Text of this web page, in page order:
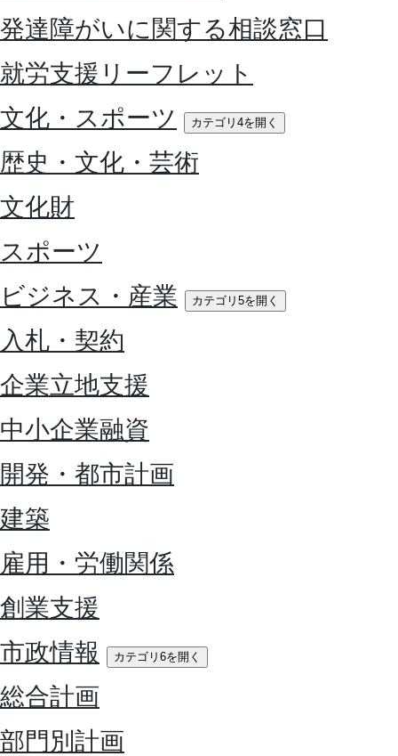
発達障がいに関する相談窓口
就労支援リーフレット
文化・スポーツ
カテゴリ4を開く
歴史・文化・芸術
文化財
スポーツ
ビジネス・産業
カテゴリ5を開く
入札・契約
企業立地支援
中小企業融資
開発・都市計画
建築
雇用・労働関係
創業支援
市政情報
カテゴリ6を開く
総合計画
部門別計画